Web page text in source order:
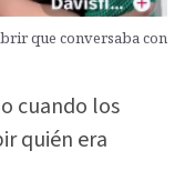
que conversaba con
cuando los
quién era